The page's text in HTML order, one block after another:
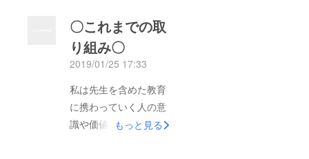
す。今年に入り、すで
に７校の学校を見学さ
せて頂きました。校種
は問わず、・川崎市立
川崎小学校 →校内で
の先生の研修に力を入
れていました。・小金
〇これまでの取
り組み〇
2019/01/25 17:33
私は先生を含めた教育
に携わっていく人の意
識や価値観が変われば
もっと見る